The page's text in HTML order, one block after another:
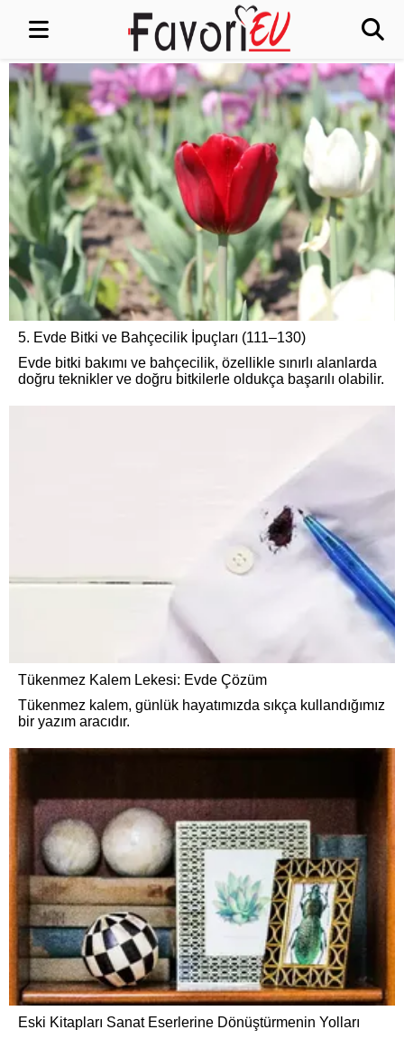
5. Evde Bitki ve Bahçecilik İpuçları (111–130)
Evde bitki bakımı ve bahçecilik, özellikle sınırlı alanlarda
doğru teknikler ve doğru bitkilerle oldukça başarılı olabilir.
Tükenmez Kalem Lekesi: Evde Çözüm
Tükenmez kalem, günlük hayatımızda sıkça kullandığımız
bir yazım aracıdır.
Eski Kitapları Sanat Eserlerine Dönüştürmenin Yolları